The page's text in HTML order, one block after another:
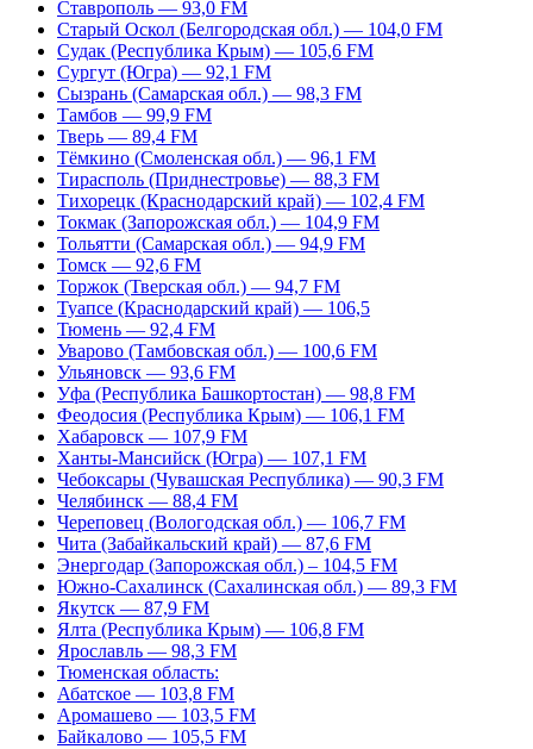
Ставрополь — 93,0 FM
Старый Оскол (Белгородская обл.) — 104,0 FM
Судак (Республика Крым) — 105,6 FM
Сургут (Югра) — 92,1 FM
Сызрань (Самарская обл.) — 98,3 FM
Тамбов — 99,9 FM
Тверь — 89,4 FM
Тёмкино (Смоленская обл.) — 96,1 FM
Тирасполь (Приднестровье) — 88,3 FM
Тихорецк (Краснодарский край) — 102,4 FM
Токмак (Запорожская обл.) — 104,9 FM
Тольятти (Самарская обл.) — 94,9 FM
Томск — 92,6 FM
Торжок (Тверская обл.) — 94,7 FM
Туапсе (Краснодарский край) — 106,5
Тюмень — 92,4 FM
Уварово (Тамбовская обл.) — 100,6 FM
Ульяновск — 93,6 FM
Уфа (Республика Башкортостан) — 98,8 FM
Феодосия (Республика Крым) — 106,1 FM
Хабаровск — 107,9 FM
Ханты-Мансийск (Югра) — 107,1 FM
Чебоксары (Чувашская Республика) — 90,3 FM
Челябинск — 88,4 FM
Череповец (Вологодская обл.) — 106,7 FM
Чита (Забайкальский край) — 87,6 FM
Энергодар (Запорожская обл.) – 104,5 FM
Южно-Сахалинск (Сахалинская обл.) — 89,3 FM
Якутск — 87,9 FM
Ялта (Республика Крым) — 106,8 FM
Ярославль — 98,3 FM
Тюменская область:
Абатское — 103,8 FM
Аромашево — 103,5 FM
Байкалово — 105,5 FM